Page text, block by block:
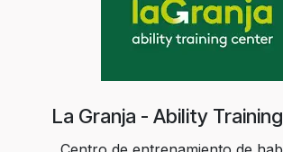
La Granja - Ability